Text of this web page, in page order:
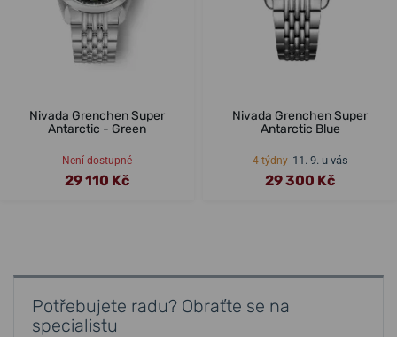
Nivada Grenchen Super
Antarctic - Green
Není dostupné
29 110 Kč
Nivada Grenchen Super
Antarctic Blue
4 týdny 11. 9. u vás
29 300 Kč
Potřebujete radu? Obraťte se na
specialistu